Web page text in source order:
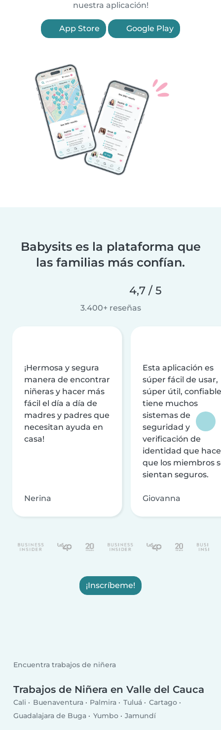
nuestra aplicación!
App Store Google Play
Babysits es la plataforma que
las familias más confían.
4,7 / 5
3.400+ reseñas
¡Hermosa y segura
manera de encontrar
niñeras y hacer más
fácil el día a día de
madres y padres que
necesitan ayuda en
casa!
Nerina
Esta aplicación es
súper fácil de usar,
súper útil,
tiene muchos
sistemas de
seguridad y
verificación de
identidad que
que los miembros
sientan seguros.
Giovanna
¡Inscríbeme!
Encuentra trabajos de niñera
Trabajos de Niñera en Valle del Cauca
Cali Buenaventura Palmira Tuluá
Cartago
Guadalajara de Buga
Yumbo Jamundí